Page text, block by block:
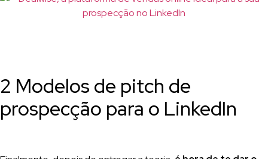
2 Modelos de pitch de
prospecção para o LinkedIn